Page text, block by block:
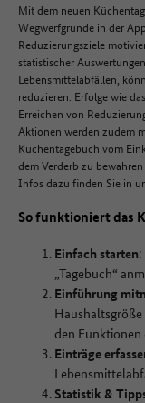
Mit dem neuen
Wegwerfgründe in der
Reduzierungsziele
statistischer
Lebensmittelabfällen,
reduzieren. Erfolge wie
Erreichen von
Aktionen werden zudem
Küchentagebuch vom
dem Verderb zu
Infos dazu finden Sie in
So funktioniert das
Einfach starten
„Tagebuch“
Einführung
den Funktionen
Einträge
Statistik &